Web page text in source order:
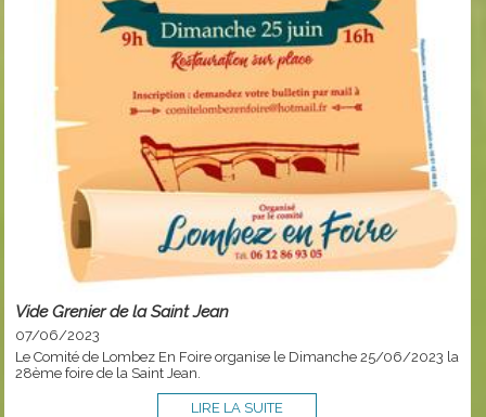
Vide Grenier de la Saint Jean
07/06/2023
Le Comité de Lombez En Foire organise le Dimanche 25/06/2023 la
28ème foire de la Saint Jean.
LIRE LA SUITE